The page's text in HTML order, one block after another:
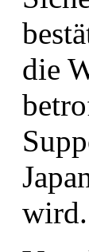
die
wird.